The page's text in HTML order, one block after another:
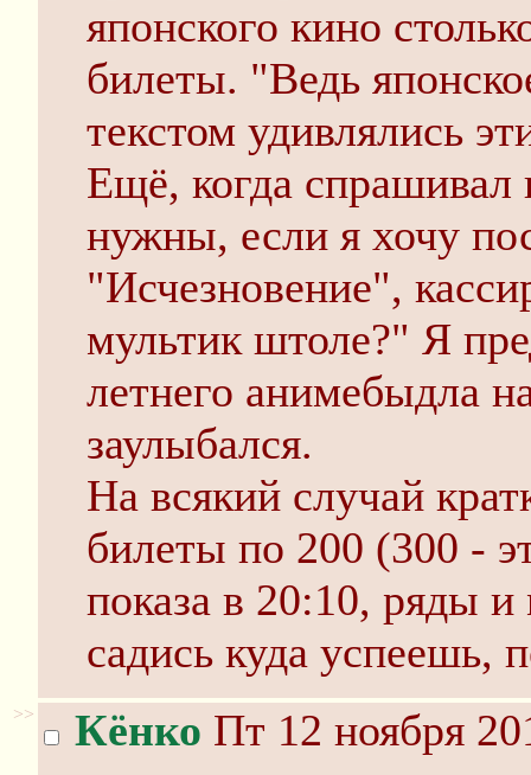
японского кино
билеты. "Ведь
текстом удивлялись
Ещё, когда спрашивал
нужны, если я хочу
"Исчезновение",
мультик штоле?" Я
летнего анимебыдла
заулыбался.
На всякий случай
билеты по 200 (300 -
показа в 20:10, ряды и
садись куда успеешь,
>> Кёнко Пт 12 ноября